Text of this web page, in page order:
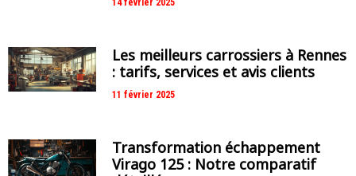
14 février 2025
Les meilleurs carrossiers à Rennes
: tarifs, services et avis clients
11 février 2025
Transformation échappement
Virago 125 : Notre comparatif